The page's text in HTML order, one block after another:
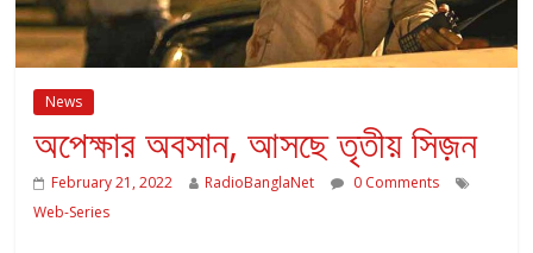
News
অপেক্ষার অবসান, আসছে তৃতীয় সিজ়ন
February 21, 2022 RadioBanglaNet
0 Comments
Web-Series